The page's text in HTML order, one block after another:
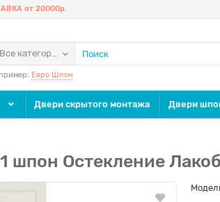
от 20000р.
Все категории
Евро Шпон
Двери скрытого монтажа Двери
шпон Остекление